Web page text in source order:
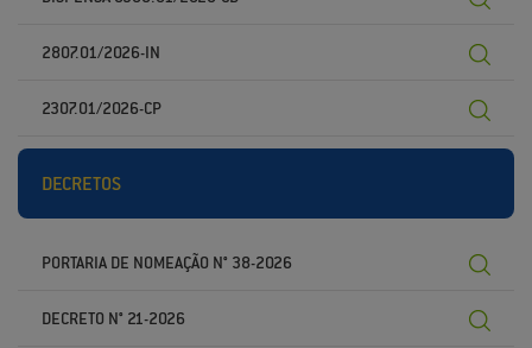
2807.01/2026-IN
2307.01/2026-CP
DECRETOS
PORTARIA DE NOMEAÇÃO N° 38-2026
DECRETO N° 21-2026